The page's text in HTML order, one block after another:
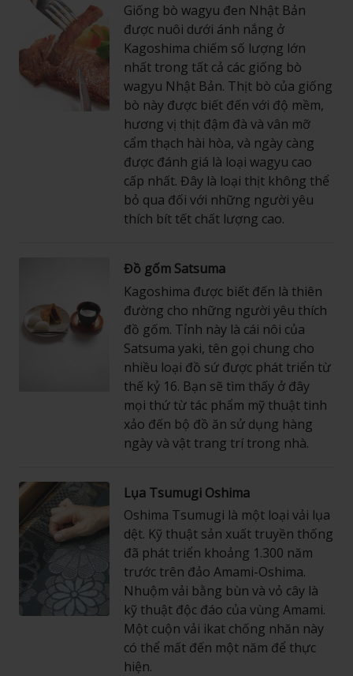
Giống bò wagyu đen Nhật Bản
được nuôi dưới ánh nắng ở
Kagoshima chiếm số lượng lớn
nhất trong tất cả các giống bò
wagyu Nhật Bản. Thịt bò của giống
bò này được biết đến với độ mềm,
hương vị thịt đậm đà và vân mỡ
cẩm thạch hài hòa, và ngày càng
được đánh giá là loại wagyu cao
cấp nhất. Đây là loại thịt không thể
bỏ qua đối với những người yêu
thích bít tết chất lượng cao.
Đồ gốm Satsuma
Kagoshima được biết đến là thiên
đường cho những người yêu thích
đồ gốm. Tỉnh này là cái nôi của
Satsuma yaki, tên gọi chung cho
nhiều loại đồ sứ được phát triển từ
thế kỷ 16. Bạn sẽ tìm thấy ở đây
mọi thứ từ tác phẩm mỹ thuật tinh
xảo đến bộ đồ ăn sử dụng hàng
ngày và vật trang trí trong nhà.
Lụa Tsumugi Oshima
Oshima Tsumugi là một loại vải lụa
dệt. Kỹ thuật sản xuất truyền thống
đã phát triển khoảng 1.300 năm
trước trên đảo Amami-Oshima.
Nhuộm vải bằng bùn và vỏ cây là
kỹ thuật độc đáo của vùng Amami.
Một cuộn vải ikat chống nhăn này
có thể mất đến một năm để thực
hiện.